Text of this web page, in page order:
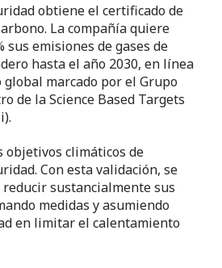
obtiene el certificado de
La compañía quiere
sus emisiones de gases de
hasta el año 2030, en línea
marcado por el Grupo
de la Science Based Targets
objetivos climáticos de
Con esta validación, se
sustancialmente sus
medidas y asumiendo
en limitar el calentamiento